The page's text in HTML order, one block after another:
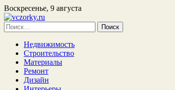
Воскресенье, 9 августа
Найти:
Недвижимость
Строительство
Материалы
Ремонт
Дизайн